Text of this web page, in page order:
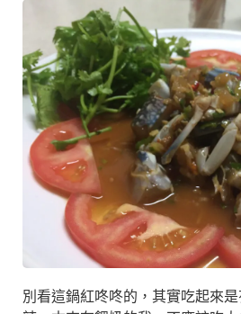
別看這鍋紅咚咚的，其實吃起來